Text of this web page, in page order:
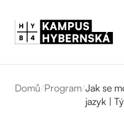
Domů/Program/Jak se
jazyk |